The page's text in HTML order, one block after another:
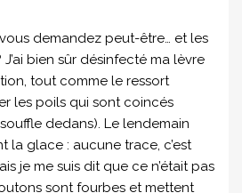
demandez peut-être… et les
bien sûr désinfecté ma lèvre
tout comme le ressort
les poils qui sont coincés
dedans). Le lendemain
la glace : aucune trace, c’est
je me suis dit que ce n’était pas
sont fourbes et mettent